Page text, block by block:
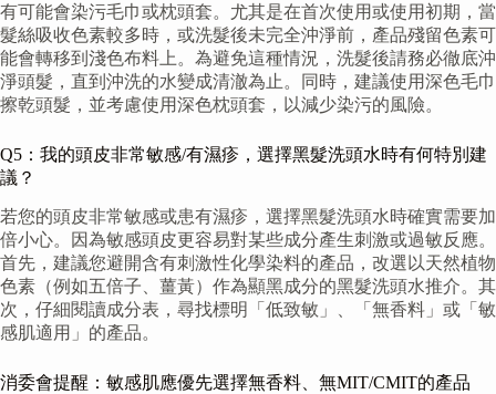
有可能會染污毛巾或枕頭套。尤其是在首次使用或使用初期，當
髮絲吸收色素較多時，或洗髮後未完全沖淨前，產品殘留色素可
能會轉移到淺色布料上。為避免這種情況，洗髮後請務必徹底沖
淨頭髮，直到沖洗的水變成清澈為止。同時，建議使用深色毛巾
擦乾頭髮，並考慮使用深色枕頭套，以減少染污的風險。
Q5：我的頭皮非常敏感/有濕疹，選擇黑髮洗頭水時有何特別建
議？
若您的頭皮非常敏感或患有濕疹，選擇黑髮洗頭水時確實需要加
倍小心。因為敏感頭皮更容易對某些成分產生刺激或過敏反應。
首先，建議您避開含有刺激性化學染料的產品，改選以天然植物
色素（例如五倍子、薑黃）作為顯黑成分的黑髮洗頭水推介。其
次，仔細閱讀成分表，尋找標明「低致敏」、「無香料」或「敏
感肌適用」的產品。
消委會提醒：敏感肌應優先選擇無香料、無MIT/CMIT的產品